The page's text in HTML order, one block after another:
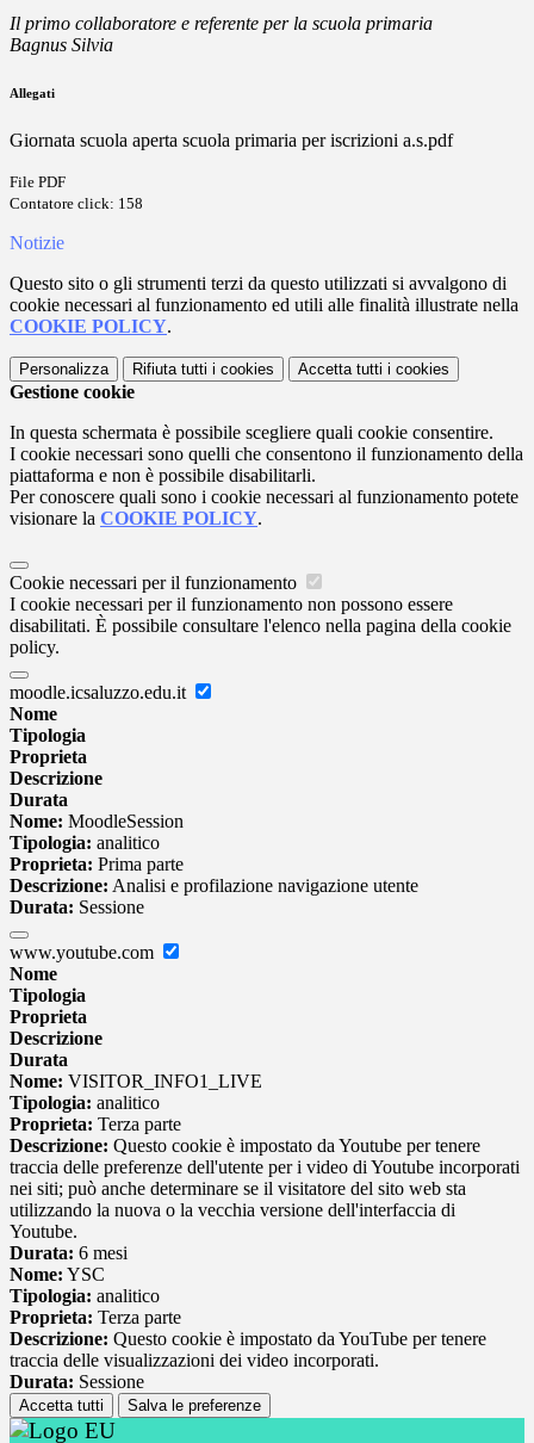
Il primo collaboratore e referente per la scuola primaria
Bagnus Silvia
Allegati
Giornata scuola aperta scuola primaria per iscrizioni a.s.pdf
File PDF
Contatore click: 158
Notizie
Questo sito o gli strumenti terzi da questo utilizzati si avvalgono di
cookie necessari al funzionamento ed utili alle finalità illustrate nella
COOKIE POLICY.
Personalizza Rifiuta tutti i cookies Accetta tutti i cookies
Gestione cookie
In questa schermata è possibile scegliere quali cookie consentire.
I cookie necessari sono quelli che consentono il funzionamento della
piattaforma e non è possibile disabilitarli.
Per conoscere quali sono i cookie necessari al funzionamento potete
visionare la COOKIE POLICY.
Cookie necessari per il funzionamento
I cookie necessari per il funzionamento non possono essere
disabilitati. È possibile consultare l'elenco nella pagina della cookie
policy.
moodle.icsaluzzo.edu.it
Nome
Tipologia
Proprieta
Descrizione
Durata
Nome: MoodleSession
Tipologia: analitico
Proprieta: Prima parte
Descrizione: Analisi e profilazione navigazione utente
Durata: Sessione
www.youtube.com
Nome
Tipologia
Proprieta
Descrizione
Durata
Nome: VISITOR_INFO1_LIVE
Tipologia: analitico
Proprieta: Terza parte
Descrizione: Questo cookie è impostato da Youtube per tenere
traccia delle preferenze dell'utente per i video di Youtube incorporati
nei siti; può anche determinare se il visitatore del sito web sta
utilizzando la nuova o la vecchia versione dell'interfaccia di
Youtube.
Durata: 6 mesi
Nome: YSC
Tipologia: analitico
Proprieta: Terza parte
Descrizione: Questo cookie è impostato da YouTube per tenere
traccia delle visualizzazioni dei video incorporati.
Durata: Sessione
Accetta tutti Salva le preferenze